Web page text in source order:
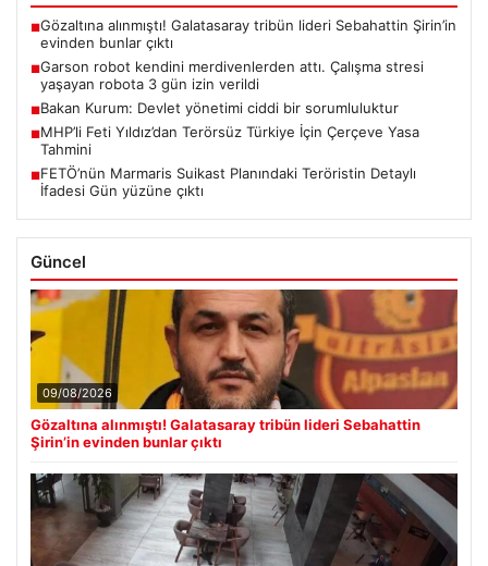
■Gözaltına alınmıştı! Galatasaray tribün lideri Sebahattin Şirin’in
evinden bunlar çıktı
■Garson robot kendini merdivenlerden attı. Çalışma stresi
yaşayan robota 3 gün izin verildi
■Bakan Kurum: Devlet yönetimi ciddi bir sorumluluktur
■MHP’li Feti Yıldız’dan Terörsüz Türkiye İçin Çerçeve Yasa
Tahmini
■FETÖ’nün Marmaris Suikast Planındaki Teröristin Detaylı
İfadesi Gün yüzüne çıktı
Güncel
09/08/2026
Gözaltına alınmıştı! Galatasaray tribün lideri Sebahattin
Şirin’in evinden bunlar çıktı